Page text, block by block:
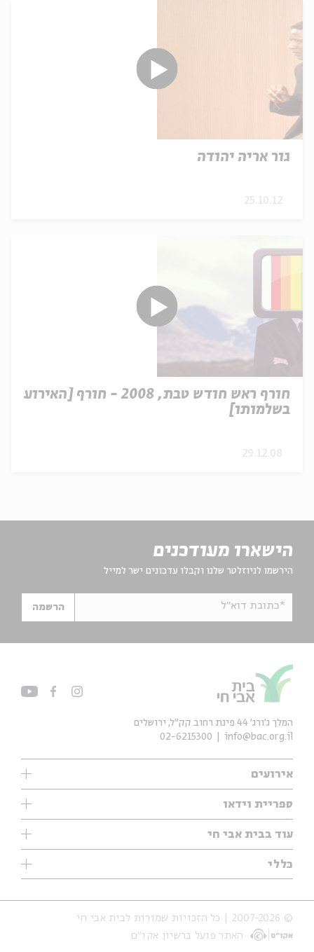
גור אריה יהודה
25.10.12
חורף ראש חודש טבת, 2008 - חורף [האירוע
בשלמותו]
29.12.08
הישארו מעודכנים
הירשמו לניוזלטר שלנו וקבלו עדכונים ישר למייל
*כתובת דוא"ל הרשמה
אירועים
עיון
אנגלית
נוער
סדרות
אירועי עבר
אירועים בירושלים
ספריית וידאו
ילדים
מוזיקה
עיון
מיוחדים
עוד בבית אבי חי
תערוכות
מיוחדים
כללי
אודות
הצהרת נגישות
תנאי שימוש והצהרת פרטיות
המלך ג'ורג' 44 פינת רחוב קק״ל, ירושלים
info@bac.org.il
02-6215300
© 2007-2026 | כל הזכויות שמורות לבית אבי חי
האתר פועל ברשיון אקו״ם